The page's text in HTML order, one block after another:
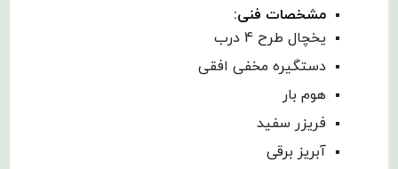
مشخصات فنی:
یخچال طرح 4 درب
دستگیره مخفی افقی
هوم بار
فریزر سفید
آبریز برقی